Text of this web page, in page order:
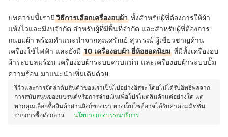
บทความนี้เรามีวิธีการเลือกเครื่องอบผ้า ทั้งสำหรับผู้ที่ต้องการให้ผ้า
แห้งไวและมีงบจำกัด สำหรับผู้ที่มีพื้นที่จำกัด และสำหรับผู้ที่ต้องการ
ถนอมผ้า พร้อมคำแนะนำจากคุณศรัณย์ สุวรรณ์ ผู้เชี่ยวชาญด้าน
เครื่องใช้ไฟฟ้า และยังมี 10 เครื่องอบผ้า ยี่ห้อยอดนิยม ที่มีทั้งเครื่องอบ
ผ้าระบบลมร้อน เครื่องอบผ้าระบบควบแน่น และเครื่องอบผ้าระบบปั๊ม
ความร้อน มาแนะนำเพิ่มเติมด้วย
รีวิวและการจัดลำดับสินค้าของเราเป็นไปอย่างอิสระ โดยไม่ได้รับอิทธิพลจาก
การสนับสนุนของแบรนด์หรือการจ่ายเงินเพื่อโปรโมตสินค้าแต่อย่างใด แต่
หากคุณเลือกซื้อสินค้าผ่านลิงก์ของเรา ทางเว็บไซต์อาจได้รับค่าคอมมิชชั่น
จากการซื้อดังกล่าว
นโยบายกองบรรณาธิการ